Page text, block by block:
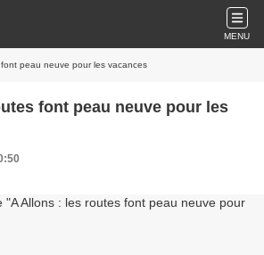
MENU
peau neuve pour les vacances
font peau neuve pour les